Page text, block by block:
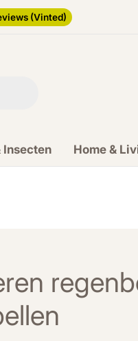
(Vinted)
Insecten Home &